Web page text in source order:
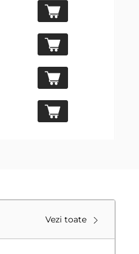
Vezi toate